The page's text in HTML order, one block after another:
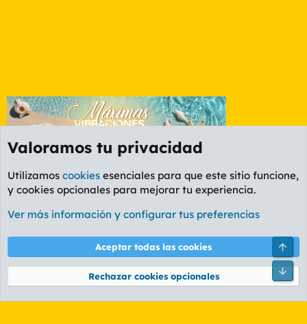
Foro Cine
Cookies
PL OLDSTYLE AMARILLO
Términos y reglas Política de privacidad Ayuda
Community platform by XenForo® © 2010-2026 XenForo Ltd.
Valoramos tu privacidad
Utilizamos cookies esenciales para que este sitio funcione,
y cookies opcionales para mejorar tu experiencia.
Ver más información y configurar tus preferencias
Aceptar todas las cookies
Rechazar cookies opcionales
Pie